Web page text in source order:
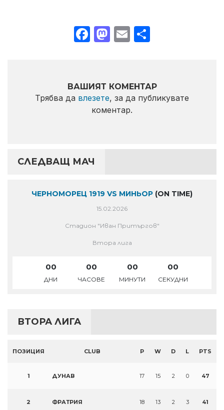
Facebook
Mastodon
Email
ВАШИЯТ КОМЕНТАР
Трябва да влезете, за да публикувате
коментар.
СЛЕДВАЩ МАЧ
ЧЕРНОМОРЕЦ 1919 VS МИНЬОР (ON TIME)
15.02.2026
Стадион "Иван Притъргов"
Втора лига
00
ДНИ
00
ЧАСОВЕ
00
МИНУТИ
00
СЕКУДНИ
ВТОРА ЛИГА
ПОЗИЦИЯ CLUB P W D L PTS
1 ДУНАВ 17 15 2 0 47
2 ФРАТРИЯ 18 13 2 3 41